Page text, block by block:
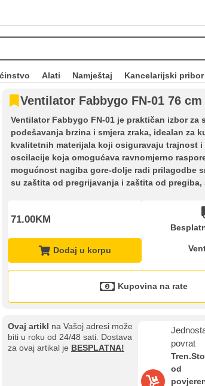
Alati Namještaj Kancelarijski pribor
Ventilator Fabbygo FN-01 76 cm
Ventilator Fabbygo FN-01 je praktičan izbor
podešavanja brzina i smjera zraka, idealan za
kvalitetnih materijala koji osiguravaju trajnost
oscilacije koja omogućava ravnomjerno
mogućnost nagiba gore-dolje radi prilagodbe
su zaštita od pregrijavanja i zaštita od
71.00KM
Dodaj u korpu
Kupovina na rate
Ovaj artikl na Vašoj adresi može
biti u roku od 24/48 sati. Dostava
za ovaj artikal je BESPLATNA!
povrat
od
Kupovina na rate
Sve je lakše kad se podijeli!
ukoliko posjedujete jednu od slikovito